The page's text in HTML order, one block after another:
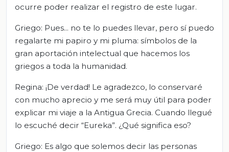
ocurre poder realizar el registro de este lugar.
Griego: Pues... no te lo puedes llevar, pero sí puedo
regalarte mi papiro y mi pluma: símbolos de la
gran aportación intelectual que hacemos los
griegos a toda la humanidad.
Regina: ¡De verdad! Le agradezco, lo conservaré
con mucho aprecio y me será muy útil para poder
explicar mi viaje a la Antigua Grecia. Cuando llegué
lo escuché decir “Eureka”. ¿Qué significa eso?
Griego: Es algo que solemos decir las personas